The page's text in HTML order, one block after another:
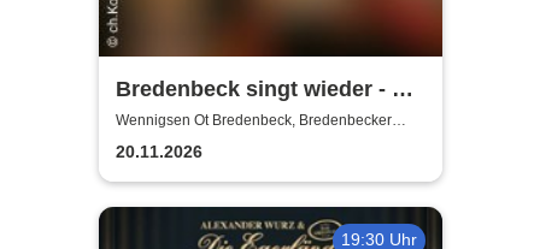
Bredenbeck singt wieder - mit
Joachim Buthe
Wennigsen Ot Bredenbeck, Bredenbecker
Scheune
20.11.2026
19:30 Uhr